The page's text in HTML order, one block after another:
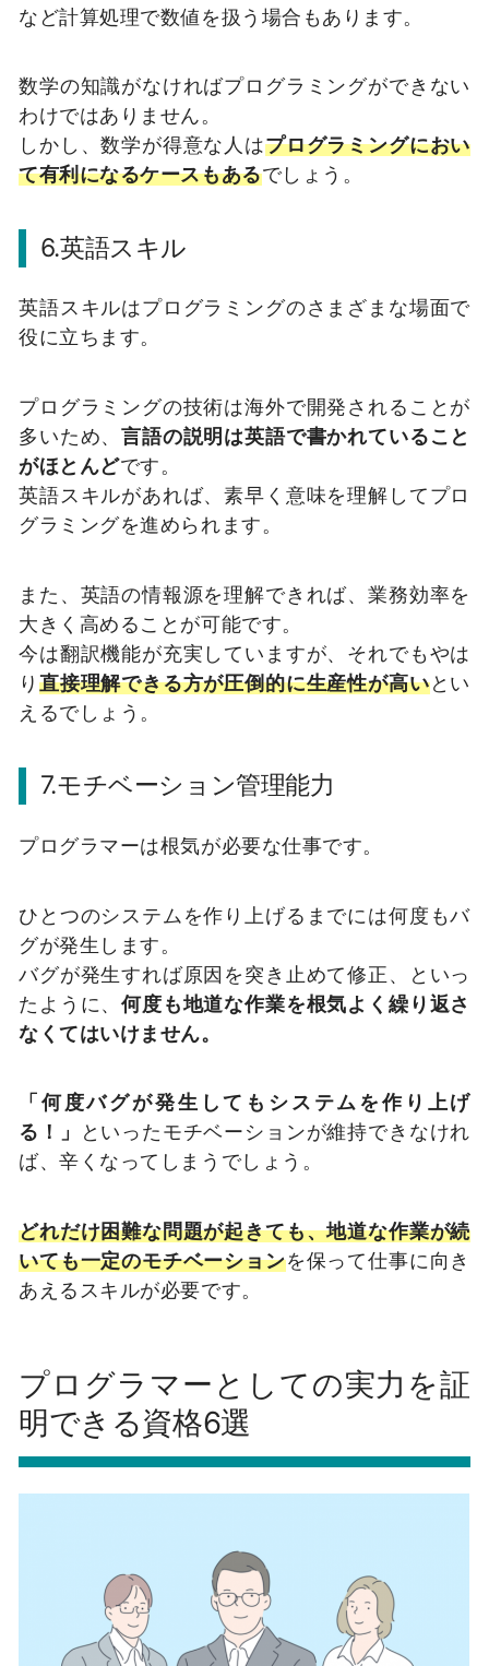
など計算処理で数値を扱う場合もあります。
数学の知識がなければプログラミングができない
わけではありません。
しかし、数学が得意な人はプログラミングにおい
て有利になるケースもあるでしょう。
6.英語スキル
英語スキルはプログラミングのさまざまな場面で
役に立ちます。
プログラミングの技術は海外で開発されることが
多いため、言語の説明は英語で書かれていること
がほとんどです。
英語スキルがあれば、素早く意味を理解してプロ
グラミングを進められます。
また、英語の情報源を理解できれば、業務効率を
大きく高めることが可能です。
今は翻訳機能が充実していますが、それでもやは
り 直接理解できる方が圧倒的に生産性が高いとい
えるでしょう。
7.モチベーション管理能力
プログラマーは根気が必要な仕事です。
ひとつのシステムを作り上げるまでには何度もバ
グが発生します。
バグが発生すれば原因を突き止めて修正、といっ
たように、何度も地道な作業を根気よく繰り返さ
なくてはいけません。
「何度バグが発生してもシステムを作り上げ
る！」
といったモチベーションが維持できなけれ
ば、辛くなってしまうでしょう。
どれだけ困難な問題が起きても、地道な作業が続
いても一定のモチベーションを保って仕事に向き
あえるスキルが必要です。
プログラマーとしての実力を証
明できる資格6選